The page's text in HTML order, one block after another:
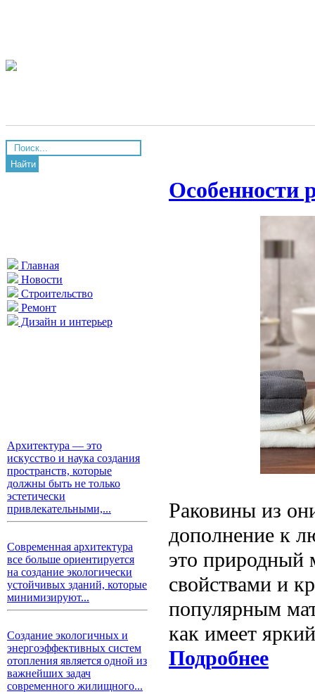
Найти
Главная
Новости
Строительство
Ремонт
Дизайн и интерьер
Архитектура — это
искусство и наука создания
пространств, которые
должны быть не только
эстетически
привлекательными,...
Современная архитектура
все больше ориентируется
на создание экологически
устойчивых зданий, которые
минимизируют...
Создание экологичных и
энергоэффективных систем
отопления является одной из
важнейших задач
современного жилищного...
Особенности
Раковины из
дополнение к
это природный
свойствами и
популярным
как имеет
Подробнее